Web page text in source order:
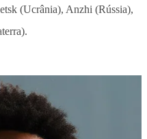
(Ucrânia), Anzhi (Rússia),